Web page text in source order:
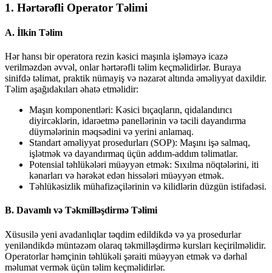
1. Hərtərəfli Operator Təlimi
A. İlkin Təlim
Hər hansı bir operatora rezin kəsici maşınla işləməyə icazə
verilməzdən əvvəl, onlar hərtərəfli təlim keçməlidirlər. Buraya
sinifdə təlimat, praktik nümayiş və nəzarət altında əməliyyat daxildir.
Təlim aşağıdakıları əhatə etməlidir:
Maşın komponentləri: Kəsici bıçaqların, qidalandırıcı
diyircəklərin, idarəetmə panellərinin və təcili dayandırma
düymələrinin məqsədini və yerini anlamaq.
Standart əməliyyat prosedurları (SOP): Maşını işə salmaq,
işlətmək və dayandırmaq üçün addım-addım təlimatlar.
Potensial təhlükələri müəyyən etmək: Sıxılma nöqtələrini, iti
kənarları və hərəkət edən hissələri müəyyən etmək.
Təhlükəsizlik mühafizəçilərinin və kilidlərin düzgün istifadəsi.
B. Davamlı və Təkmilləşdirmə Təlimi
Xüsusilə yeni avadanlıqlar təqdim edildikdə və ya prosedurlar
yeniləndikdə müntəzəm olaraq təkmilləşdirmə kursları keçirilməlidir.
Operatorlar həmçinin təhlükəli şəraiti müəyyən etmək və dərhal
məlumat vermək üçün təlim keçməlidirlər.